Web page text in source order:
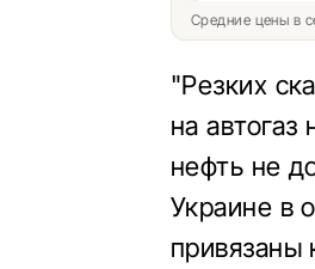
Средние цены в
"Резких
на
нефть не
Украине в
привязаны